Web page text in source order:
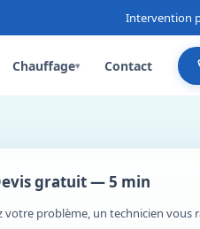
Intervention
Chauffage▾ Contact
gratuit — 5 min
votre problème, un technicien vous